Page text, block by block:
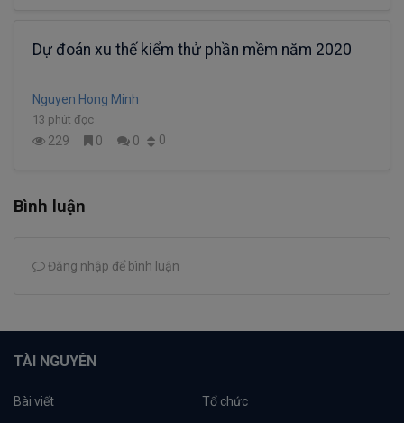
Dự đoán xu thế kiểm thử phần mềm năm 2020
Nguyen Hong Minh
13 phút đọc
229 0 0 0
Bình luận
Đăng nhập để bình luận
TÀI NGUYÊN
Bài viết Tổ chức